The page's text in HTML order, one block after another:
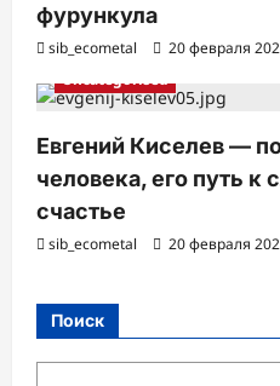
фурункула
sib_ecometal 20 февраля
Uncategorised
Евгений Киселев —
человека, его путь к
счастье
sib_ecometal 20 февраля
Поиск